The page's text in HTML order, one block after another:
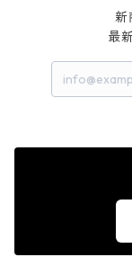
新
最